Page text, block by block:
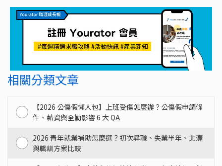
相關分類文章
【2026 公傷假懶人包】上班受傷怎麼辦？公傷假申請條
件、薪資與全勤影響 6 大 QA
2026 青年就業補助怎麼選？初次尋職、失業半年、北漂
與職訓方案比較